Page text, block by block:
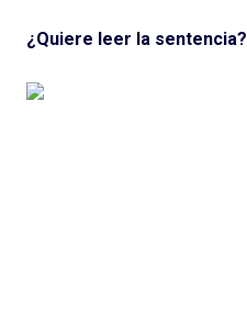
¿Quiere leer la sentencia?